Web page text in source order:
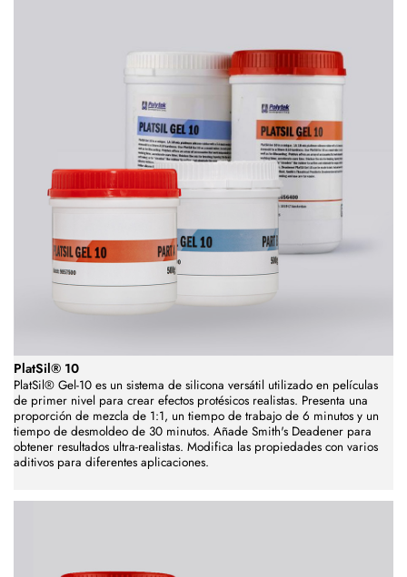
PlatSil® 10
PlatSil® Gel-10 es un sistema de silicona versátil utilizado en películas
de primer nivel para crear efectos protésicos realistas. Presenta una
proporción de mezcla de 1:1, un tiempo de trabajo de 6 minutos y un
tiempo de desmoldeo de 30 minutos. Añade Smith's Deadener para
obtener resultados ultra-realistas. Modifica las propiedades con varios
aditivos para diferentes aplicaciones.